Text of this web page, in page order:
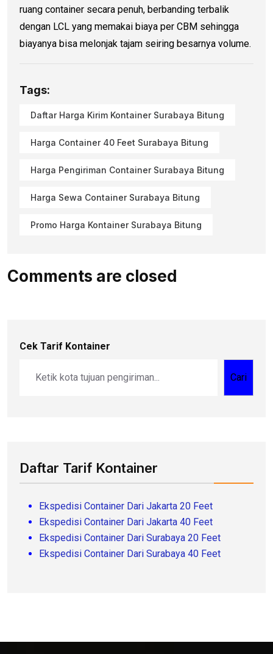
ruang container secara penuh, berbanding terbalik
dengan LCL yang memakai biaya per CBM sehingga
biayanya bisa melonjak tajam seiring besarnya volume.
Tags:
Daftar Harga Kirim Kontainer Surabaya Bitung
Harga Container 40 Feet Surabaya Bitung
Harga Pengiriman Container Surabaya Bitung
Harga Sewa Container Surabaya Bitung
Promo Harga Kontainer Surabaya Bitung
Comments are closed
Cek Tarif Kontainer
Cari
Daftar Tarif Kontainer
Ekspedisi Container Dari Jakarta 20 Feet
Ekspedisi Container Dari Jakarta 40 Feet
Ekspedisi Container Dari Surabaya 20 Feet
Ekspedisi Container Dari Surabaya 40 Feet